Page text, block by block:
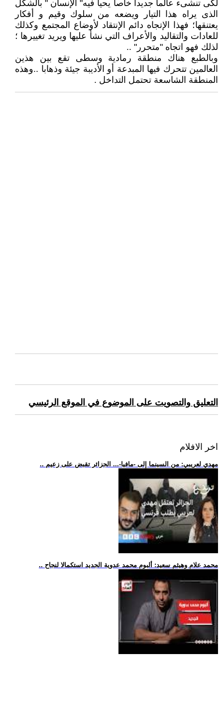
لكى تنشىء عالما جديدا خاصا يحيا فيه" الإنسان " بالشكل
الذى يراه هذا التيار ويضعه من سلوك وقيم و أفكار
يعتنقها؛ فهذا الإتجاه دائم الإنتقاد لأوضاع المجتمع وكذلك
للعادات والتقاليد والأعراف التي نشأ عليها ويريد تغييرها ؛
لذلك فهو اتجاه "متحرر" ..
وبالطبع هناك منطقة رمادية وسطى تقع بين هذين
العالمين تتحرك فيها المبدعة أو الأديبة جيئة وذهابا ..وهذه
المنطقة الشاسعة تحتمل التداخل .
التعليق والتصويت على الموضوع في الموقع الرئيسي
اخر الافلام
.. مهدي لعريبي: من السينما إلى -مافيا-... الجزائر تقبض على زعيم
.. محمد علام وهيثم سعيد: ألبوم محمد عدوية الجديد استكمالا لنجاح